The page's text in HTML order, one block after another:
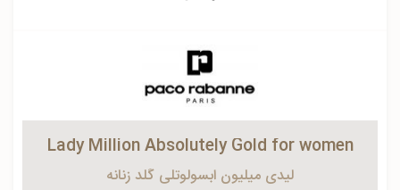
Lady Million Absolutely Gold for women
لیدی میلیون ابسولوتلی گلد زنانه